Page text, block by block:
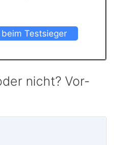
Testsieger
nicht? Vor-